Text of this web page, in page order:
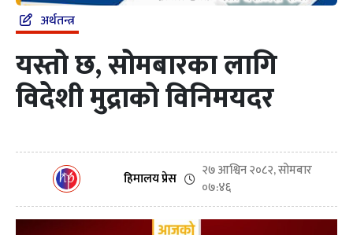
अर्थतन्त्र
यस्तो छ, सोमबारका लागि
विदेशी मुद्राको विनिमयदर
हिमालय प्रेस
२७ आश्विन २०८२, सोमबार
०७:४६